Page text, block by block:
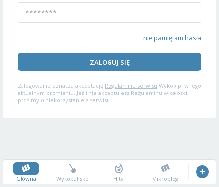
nie pamiętam hasła
ZALOGUJ SIĘ
Zalogowanie oznacza akceptację Regulaminu serwisu Wykop.pl w jego
aktualnym brzmieniu. Jeśli nie akceptujesz Regulaminu w całości,
prosimy o niekorzystanie z serwisu.
Główna Wykopalisko Hity Mikroblog